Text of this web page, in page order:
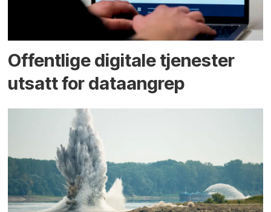
Offentlige digitale tjenester
utsatt for dataangrep